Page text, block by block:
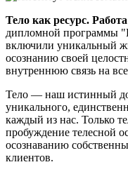
Тело как ресурс.
дипломной программы
включили уникальный
осознанию своей
внутреннюю связь на
Тело — наш истинный
уникального,
каждый из нас. Только
пробуждение телесной
осознаванию
клиентов.